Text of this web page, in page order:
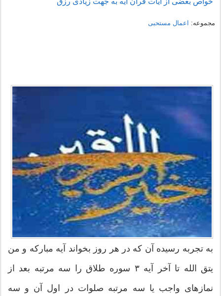
مجموعه: اعمال مستحبی
به تجربه رسیده آن که در هر روز بخواند آیه مبارکه و من
یتق الله تا آخر آیه ۳ سوره طلاق را سه مرتبه بعد از
نمازهای واجب یا سه مرتبه صلوات در اول آن و سه